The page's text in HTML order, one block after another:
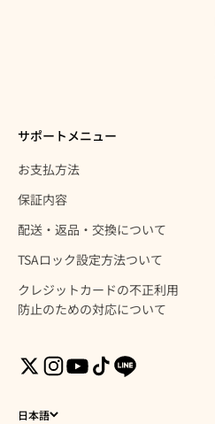
サポートメニュー
お支払方法
保証内容
配送・返品・交換について
TSAロック設定方法ついて
クレジットカードの不正利用
防止のための対応について
日本語